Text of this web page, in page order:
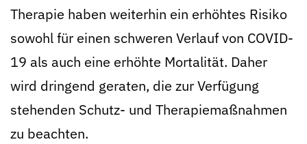
Therapie haben weiterhin ein erhöhtes Risiko
sowohl für einen schweren Verlauf von COVID-
19 als auch eine erhöhte Mortalität. Daher
wird dringend geraten, die zur Verfügung
stehenden Schutz- und Therapiemaßnahmen
zu beachten.